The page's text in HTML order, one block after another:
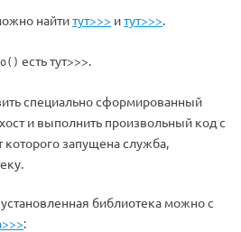
найтитут>>> итут>>>.
есть тут>>>.
специально сформированный
и выполнить произвольный код с
которого запущена служба,
библиотека можно с
: